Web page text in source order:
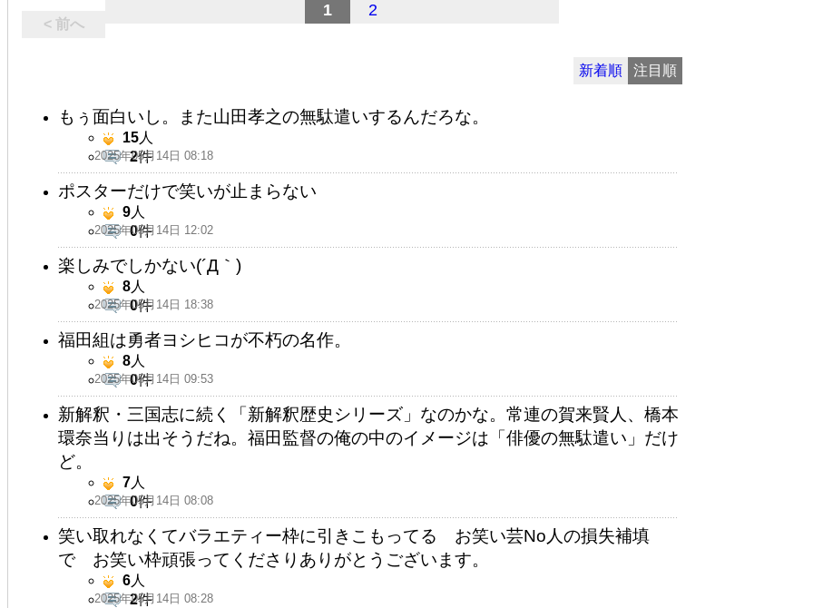
< 前へ
1 2
新着順 注目順
もぅ面白いし。また山田孝之の無駄遣いするんだろな。
2025年05月14日 08:18
15人
2件
ポスターだけで笑いが止まらない
2025年05月14日 12:02
9人
0件
楽しみでしかない(´Д｀)
2025年05月14日 18:38
8人
0件
福田組は勇者ヨシヒコが不朽の名作。
2025年05月14日 09:53
8人
0件
新解釈・三国志に続く「新解釈歴史シリーズ」なのかな。常連の賀来賢人、橋本
環奈当りは出そうだね。福田監督の俺の中のイメージは「俳優の無駄遣い」だけ
ど。
2025年05月14日 08:08
7人
0件
笑い取れなくてバラエティー枠に引きこもってる お笑い芸No人の損失補填
で お笑い枠頑張ってくださりありがとうございます。
2025年05月14日 08:28
6人
2件